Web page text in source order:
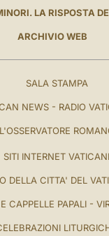
LA RISPOSTA
ARCHIVIO WEB
SALA STAMPA
NEWS - RADIO
L'OSSERVATORE
SITI INTERNET VATICANI
DELLA CITTA' DEL
CAPPELLE PAPALI -